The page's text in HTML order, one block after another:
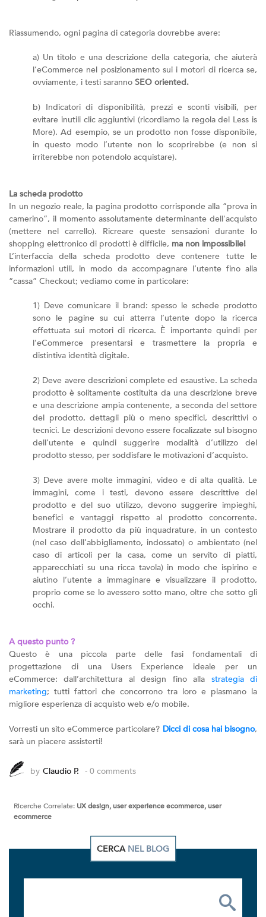
Riassumendo, ogni pagina di categoria dovrebbe avere:
a) Un titolo e una descrizione della categoria, che aiuterà
l’eCommerce nel posizionamento sui i motori di ricerca se,
ovviamente, i testi saranno SEO oriented.
b) Indicatori di disponibilità, prezzi e sconti visibili, per
evitare inutili clic aggiuntivi (ricordiamo la regola del Less is
More). Ad esempio, se un prodotto non fosse disponibile,
in questo modo l’utente non lo scoprirebbe (e non si
irriterebbe non potendolo acquistare).
La scheda prodotto
In un negozio reale, la pagina prodotto corrisponde alla “prova in
camerino”, il momento assolutamente determinante dell'acquisto
(mettere nel carrello). Ricreare queste sensazioni durante lo
shopping elettronico di prodotti è difficile, ma non impossibile!
L’interfaccia della scheda prodotto deve contenere tutte le
informazioni utili, in modo da accompagnare l’utente fino alla
“cassa” Checkout; vediamo come in particolare:
1) Deve comunicare il brand: spesso le schede prodotto
sono le pagine su cui atterra l’utente dopo la ricerca
effettuata sui motori di ricerca. È importante quindi per
l’eCommerce presentarsi e trasmettere la propria e
distintiva identità digitale.
2) Deve avere descrizioni complete ed esaustive. La scheda
prodotto è solitamente costituita da una descrizione breve
e una descrizione ampia contenente, a seconda del settore
del prodotto, dettagli più o meno specifici, descrittivi o
tecnici. Le descrizioni devono essere focalizzate sul bisogno
dell’utente e quindi suggerire modalità d’utilizzo del
prodotto stesso, per soddisfare le motivazioni d’acquisto.
3) Deve avere molte immagini, video e di alta qualità. Le
immagini, come i testi, devono essere descrittive del
prodotto e del suo utilizzo, devono suggerire impieghi,
benefici e vantaggi rispetto al prodotto concorrente.
Mostrare il prodotto da più inquadrature, in un contesto
(nel caso dell’abbigliamento, indossato) o ambientato (nel
caso di articoli per la casa, come un servito di piatti,
apparecchiati su una ricca tavola) in modo che ispirino e
aiutino l’utente a immaginare e visualizzare il prodotto,
proprio come se lo avessero sotto mano, oltre che sotto gli
occhi.
A questo punto ?
Questo è una piccola parte delle fasi fondamentali di
progettazione di una Users Experience ideale per un
eCommerce: dall’architettura al design fino alla strategia di
marketing; tutti fattori che concorrono tra loro e plasmano la
migliore esperienza di acquisto web e/o mobile.
Vorresti un sito eCommerce particolare? Dicci di cosa hai bisogno,
sarà un piacere assisterti!
by Claudio P. - 0 comments
Ricerche Correlate: UX design, user experience ecommerce, user
ecommerce
CERCA NEL BLOG